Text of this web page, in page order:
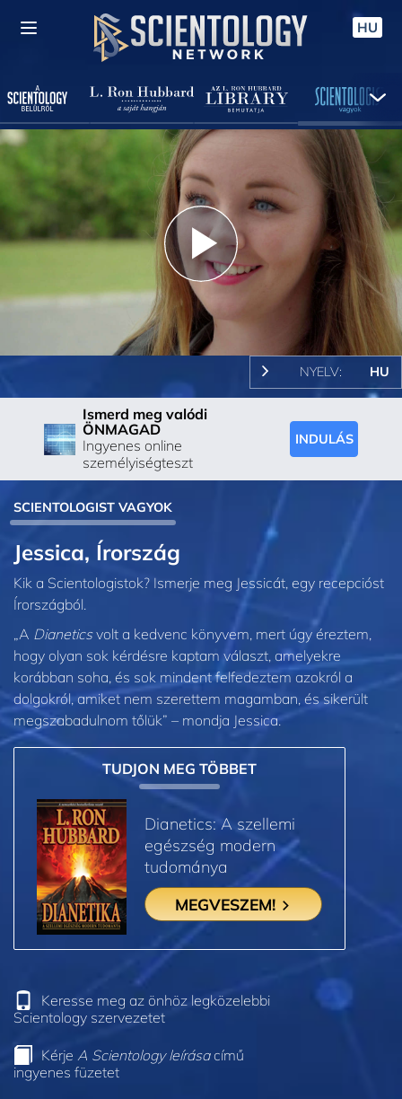
HU
Play
Video
NYELV: HU
Ismerd meg valódi
ÖNMAGAD
Ingyenes online
személyiségteszt
INDULÁS
SCIENTOLOGIST VAGYOK
Jessica, Írország
Kik a Scientologistok? Ismerje meg Jessicát, egy recepcióst
Írországból.
„A Dianeticsvolt a kedvenc könyvem, mert úgy éreztem,
hogy olyan sok kérdésre kaptam választ, amelyekre
korábban soha, és sok mindent felfedeztem azokról a
dolgokról, amiket nem szerettem magamban, és sikerült
megszabadulnom tőlük” – mondja Jessica.
TUDJON MEG TÖBBET
Dianetics: A szellemi
egészség modern
tudománya
MEGVESZEM!
Keresse meg az önhöz legközelebbi
Scientology szervezetet
Kérje A Scientology leírásacímű
ingyenes füzetet